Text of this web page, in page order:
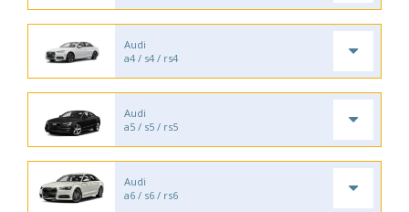
Audi
a4 / s4 / rs4
Audi
a5 / s5 / rs5
Audi
a6 / s6 / rs6